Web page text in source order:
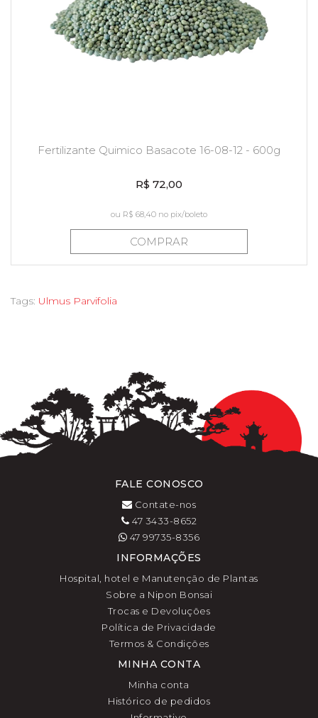
Fertilizante Quimico Basacote 16-08-12 - 600g
R$ 72,00
ou R$ 68,40 no pix/boleto
COMPRAR
Tags: Ulmus Parvifolia
FALE CONOSCO
Contate-nos
47 3433-8652
47 99735-8356
INFORMAÇÕES
Hospital, hotel e Manutenção de Plantas
Sobre a Nipon Bonsai
Trocas e Devoluções
Política de Privacidade
Termos & Condições
MINHA CONTA
Minha conta
Histórico de pedidos